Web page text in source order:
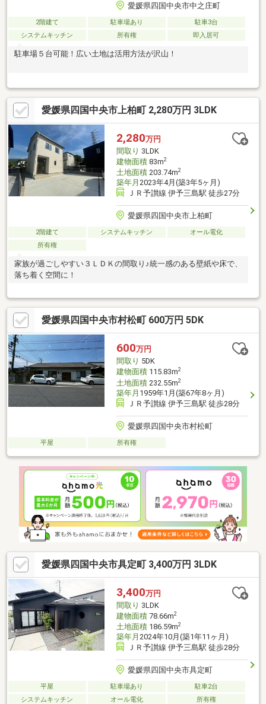
愛媛県四国中央市中之庄町
2階建て 駐車場あり
駐車3台
システムキッチン
所有権 即入居可
駐車場５台可能！広い土地は活用方法が沢山！
愛媛県四国中央市上柏町 2,280万円 3LDK
2,280万円
間取り 3LDK
建物面積83m2
土地面積203.74m2
築年月 2023年4月(築3年5ヶ月)
ＪＲ予讃線 伊予三島駅 徒歩27分
愛媛県四国中央市上柏町
2階建て システムキッチン
オール電化
所有権
家族が過ごしやすい３ＬＤＫの間取り♪統一感のある壁紙や床で、
落ち着く空間に！
愛媛県四国中央市村松町 600万円 5DK
600万円
間取り 5DK
建物面積115.83m2
土地面積232.55m2
築年月 1959年1月(築67年8ヶ月)
ＪＲ予讃線 伊予三島駅 徒歩28分
愛媛県四国中央市村松町
平屋 所有権
愛媛県四国中央市具定町 3,400万円 3LDK
3,400万円
間取り 3LDK
建物面積78.66m2
土地面積186.59m2
築年月 2024年10月(築1年11ヶ月)
ＪＲ予讃線 伊予三島駅 徒歩28分
愛媛県四国中央市具定町
平屋 駐車場あり
駐車2台
システムキッチン
オール電化 所有権